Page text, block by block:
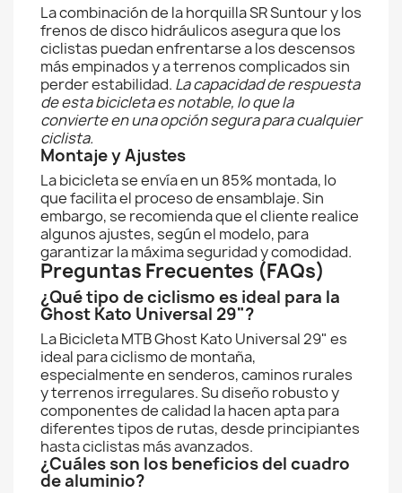
La combinación de la horquilla SR Suntour y los
frenos de disco hidráulicos asegura que los
ciclistas puedan enfrentarse a los descensos
más empinados y a terrenos complicados sin
perder estabilidad. La capacidad de respuesta
de esta bicicleta es notable, lo que la
convierte en una opción segura para cualquier
ciclista.
Montaje y Ajustes
La bicicleta se envía en un 85% montada, lo
que facilita el proceso de ensamblaje. Sin
embargo, se recomienda que el cliente realice
algunos ajustes, según el modelo, para
garantizar la máxima seguridad y comodidad.
Preguntas Frecuentes (FAQs)
¿Qué tipo de ciclismo es ideal para la
Ghost Kato Universal 29"?
La Bicicleta MTB Ghost Kato Universal 29" es
ideal para ciclismo de montaña,
especialmente en senderos, caminos rurales
y terrenos irregulares. Su diseño robusto y
componentes de calidad la hacen apta para
diferentes tipos de rutas, desde principiantes
hasta ciclistas más avanzados.
¿Cuáles son los beneficios del cuadro
de aluminio?